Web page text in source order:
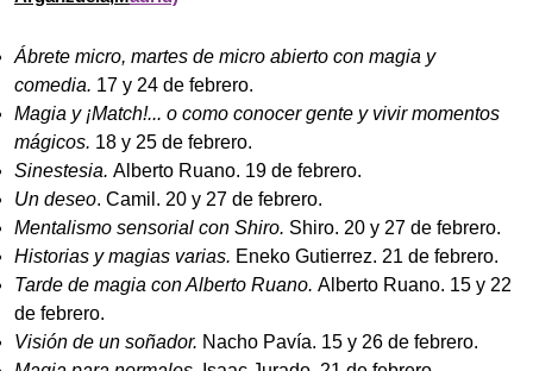
Ábrete micro, martes de micro abierto con magia y
comedia. 17 y 24 de febrero.
Magia y ¡Match!... o como conocer gente y vivir momentos
mágicos. 18 y 25 de febrero.
Sinestesia. Alberto Ruano. 19 de febrero.
Un deseo. Camil. 20 y 27 de febrero.
Mentalismo sensorial con Shiro. Shiro. 20 y 27 de febrero.
Historias y magias varias. Eneko Gutierrez. 21 de febrero.
Tarde de magia con Alberto Ruano. Alberto Ruano. 15 y 22
de febrero.
Visión de un soñador. Nacho Pavía. 15 y 26 de febrero.